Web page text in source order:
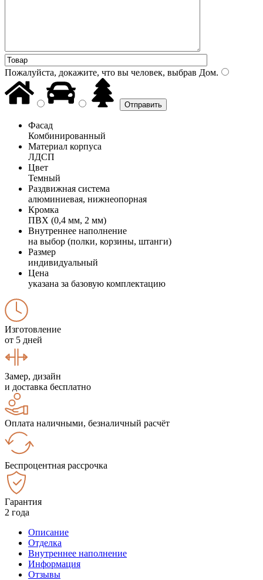
Пожалуйста, докажите, что вы человек, выбрав Дом.
Фасад
Комбинированный
Материал корпуса
ЛДСП
Цвет
Темный
Раздвижная система
алюминиевая, нижнеопорная
Кромка
ПВХ (0,4 мм, 2 мм)
Внутреннее наполнение
на выбор (полки, корзины, штанги)
Размер
индивидуальный
Цена
указана за базовую комплектацию
Изготовление
от 5 дней
Замер, дизайн
и доставка бесплатно
Оплата наличными, безналичный расчёт
Беспроцентная рассрочка
Гарантия
2 года
Описание
Отделка
Внутреннее наполнение
Информация
Отзывы